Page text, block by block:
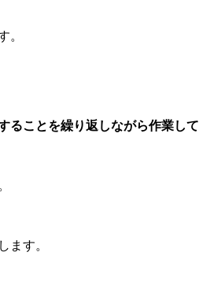
。
ることを繰り返しながら作業して
ます。